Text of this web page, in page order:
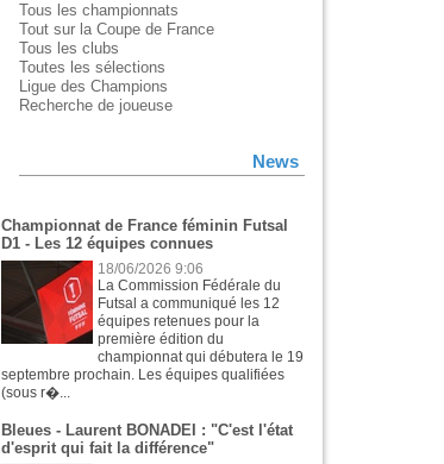
Tous les championnats
Tout sur la Coupe de France
Tous les clubs
Toutes les sélections
Ligue des Champions
Recherche de joueuse
News
Championnat de France féminin Futsal
D1 - Les 12 équipes connues
18/06/2026 9:06
La Commission Fédérale du
Futsal a communiqué les 12
équipes retenues pour la
première édition du
championnat qui débutera le 19
septembre prochain. Les équipes qualifiées
(sous r�...
Bleues - Laurent BONADEI : "C'est l'état
d'esprit qui fait la différence"